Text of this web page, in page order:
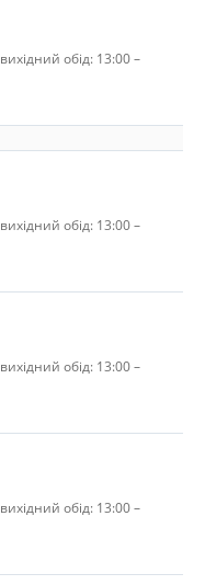
обід: 13:00 –
обід: 13:00 –
обід: 13:00 –
обід: 13:00 –